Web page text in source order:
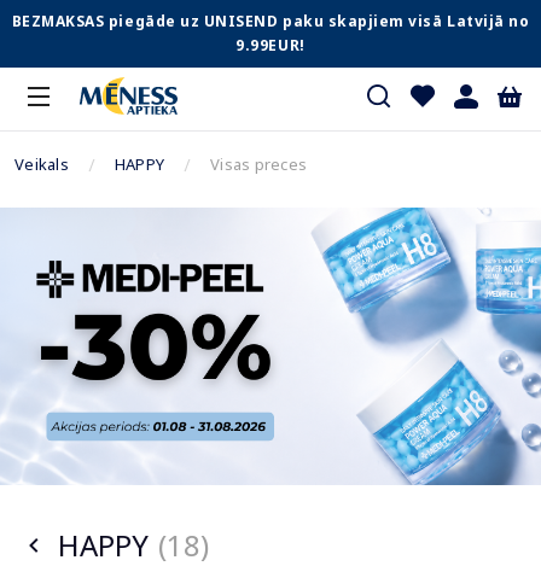
BEZMAKSAS piegāde uz UNISEND paku skapjiem visā Latvijā no
9.99EUR!
Veikals HAPPY Visas preces
HAPPY (18)